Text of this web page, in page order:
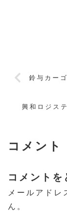
鈴与カー
興和ロジス
コメント
コメントを
メールアドレ
ん。